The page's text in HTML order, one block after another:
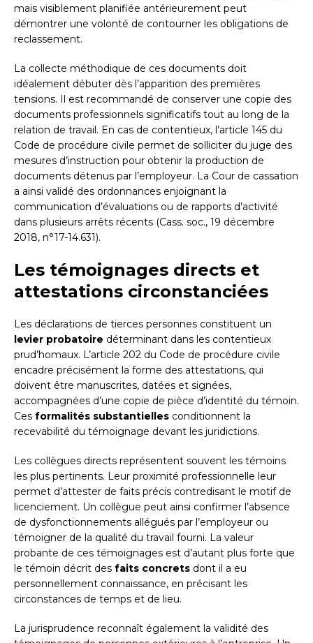
mais visiblement planifiée antérieurement peut
démontrer une volonté de contourner les obligations de
reclassement.
La collecte méthodique de ces documents doit
idéalement débuter dès l’apparition des premières
tensions. Il est recommandé de conserver une copie des
documents professionnels significatifs tout au long de la
relation de travail. En cas de contentieux, l’article 145 du
Code de procédure civile permet de solliciter du juge des
mesures d’instruction pour obtenir la production de
documents détenus par l’employeur. La Cour de cassation
a ainsi validé des ordonnances enjoignant la
communication d’évaluations ou de rapports d’activité
dans plusieurs arrêts récents (Cass. soc., 19 décembre
2018, n°17-14.631).
Les témoignages directs et
attestations circonstanciées
Les déclarations de tierces personnes constituent un
levier probatoire déterminant dans les contentieux
prud’homaux. L’article 202 du Code de procédure civile
encadre précisément la forme des attestations, qui
doivent être manuscrites, datées et signées,
accompagnées d’une copie de pièce d’identité du témoin.
Ces formalités substantielles conditionnent la
recevabilité du témoignage devant les juridictions.
Les collègues directs représentent souvent les témoins
les plus pertinents. Leur proximité professionnelle leur
permet d’attester de faits précis contredisant le motif de
licenciement. Un collègue peut ainsi confirmer l’absence
de dysfonctionnements allégués par l’employeur ou
témoigner de la qualité du travail fourni. La valeur
probante de ces témoignages est d’autant plus forte que
le témoin décrit des faits concrets dont il a eu
personnellement connaissance, en précisant les
circonstances de temps et de lieu.
La jurisprudence reconnaît également la validité des